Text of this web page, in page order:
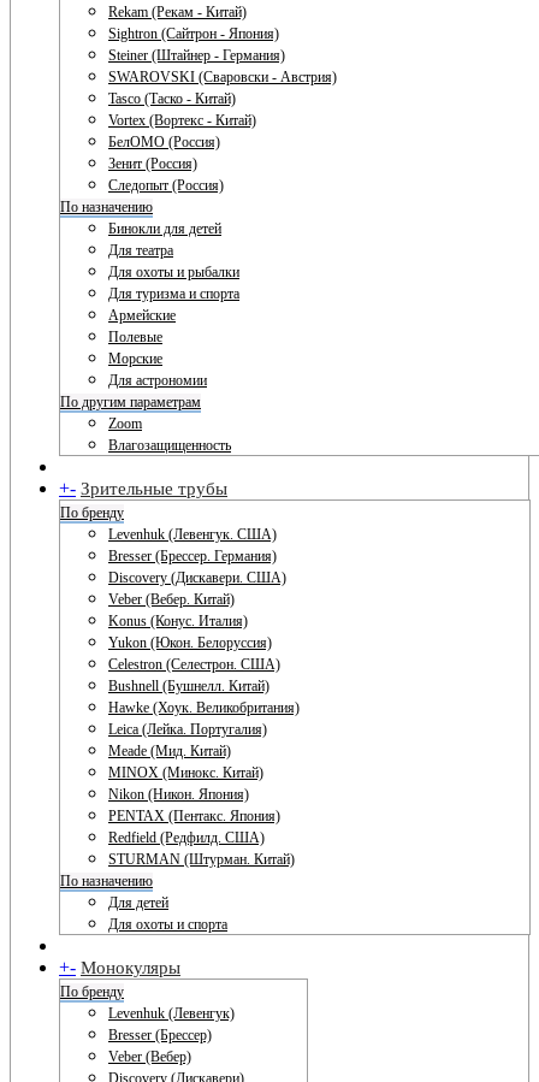
Rekam (Рекам - Китай)
Sightron (Сайтрон - Япония)
Steiner (Штайнер - Германия)
SWAROVSKI (Сваровски - Австрия)
Tasco (Таско - Китай)
Vortex (Вортекс - Китай)
БелОМО (Россия)
Зенит (Россия)
Следопыт (Россия)
По назначению
Бинокли для детей
Для театра
Для охоты и рыбалки
Для туризма и спорта
Армейские
Полевые
Морские
Для астрономии
По другим параметрам
Zoom
Влагозащищенность
+- Зрительные трубы
По бренду
Levenhuk (Левенгук. США)
Bresser (Брессер. Германия)
Discovery (Дискавери. США)
Veber (Вебер. Китай)
Konus (Конус. Италия)
Yukon (Юкон. Белоруссия)
Celestron (Селестрон. США)
Bushnell (Бушнелл. Китай)
Hawke (Хоук. Великобритания)
Leica (Лейка. Португалия)
Meade (Мид. Китай)
MINOX (Минокс. Китай)
Nikon (Никон. Япония)
PENTAX (Пентакс. Япония)
Redfield (Редфилд. США)
STURMAN (Штурман. Китай)
По назначению
Для детей
Для охоты и спорта
+- Монокуляры
По бренду
Levenhuk (Левенгук)
Bresser (Брессер)
Veber (Вебер)
Discovery (Дискавери)